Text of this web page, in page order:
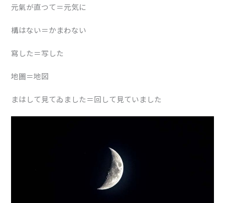
元氣が直つて＝元気に
構はない＝かまわない
寫した＝写した
地圖＝地図
まはして見てゐました＝回して見ていました